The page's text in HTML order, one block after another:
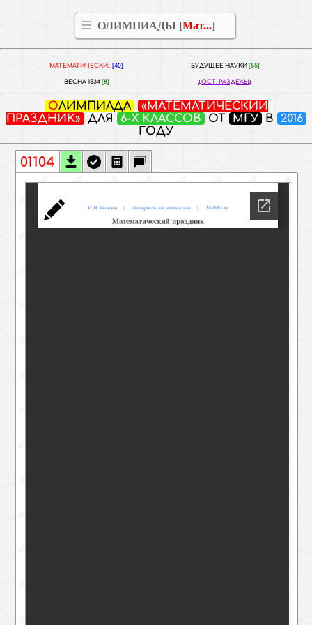
ОЛИМПИАДЫ [Мат...]
МАТЕМАТИЧЕСКИ.. [40] БУДУЩЕЕ НАУКИ [55]
ВЕСНА 1534 [8] ОСТ. РАЗДЕЛЫ
ОЛИМПИАДА
«МАТЕМАТИЧЕСКИЙ
ПРАЗДНИК» ДЛЯ 6-Х КЛАССОВ ОТ МГУ В
2016
ГОДУ
01104